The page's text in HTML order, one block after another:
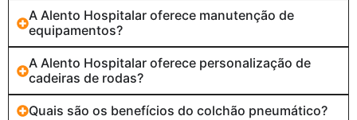
A Alento Hospitalar oferece manutenção de
equipamentos?
A Alento Hospitalar oferece personalização de
cadeiras de rodas?
Quais são os benefícios do colchão pneumático?